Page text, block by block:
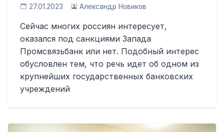
27.01.2023 Александр Новиков
Сейчас многих россиян интересует,
оказался под санкциями Запада
Промсвязьбанк или нет. Подобный интерес
обусловлен тем, что речь идет об одном из
крупнейших государственных банковских
учреждений